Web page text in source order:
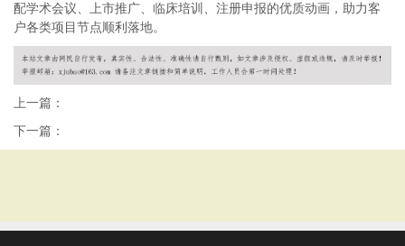
配学术会议、上市推广、临床培训、注册申报的优质动画，助力客
户各类项目节点顺利落地。
上一篇：
下一篇：